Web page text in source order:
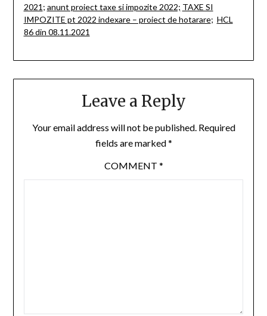
2021 ; anunt proiect taxe si impozite 2022; TAXE SI
IMPOZITE pt 2022 indexare – proiect de hotarare; HCL
86 din 08.11.2021
Leave a Reply
Your email address will not be published. Required
fields are marked*
COMMENT *